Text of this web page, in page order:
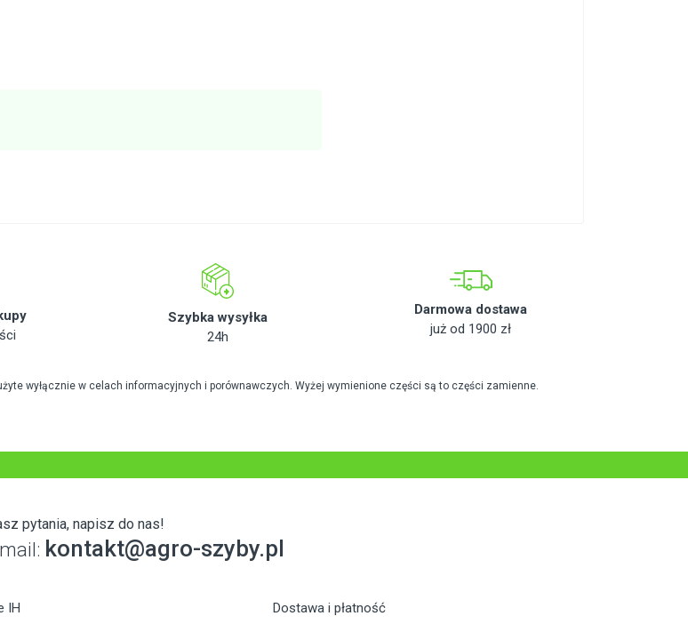
Szybka wysyłka
24h
Darmowa dostawa
już od 1900 zł
wyłącznie w celach informacyjnych i porównawczych. Wyżej wymienione części są to części zamienne.
pytania, napisz do nas!
kontakt@agro-szyby.pl
IH Dostawa i płatność